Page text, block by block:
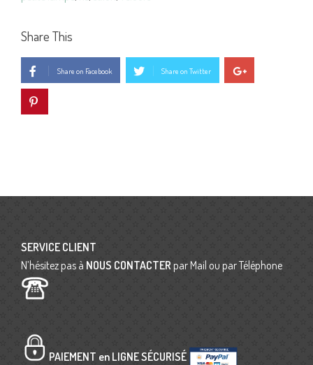
Share This
Share on Facebook Share on Twitter
SERVICE CLIENT
N’hésitez pas à NOUS CONTACTER par Mail ou par Téléphone
PAIEMENT en LIGNE SÉCURISÉ